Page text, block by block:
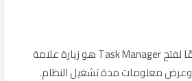
أحد الأسباب الأكثر شيوعًا لفتح Task Manager هو زيارة علامة
التبويب Performance وعرض معلومات مدة تشغيل النظام.